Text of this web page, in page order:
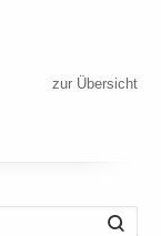
zur Übersicht